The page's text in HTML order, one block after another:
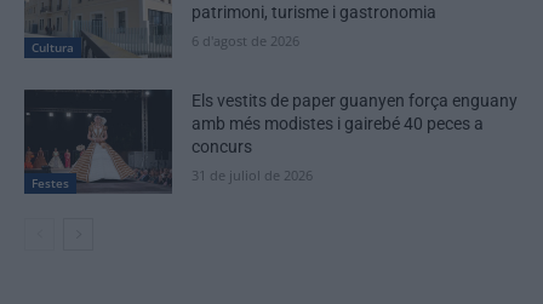
Cultura
patrimoni, turisme i gastronomia
6 d'agost de 2026
Festes
Els vestits de paper guanyen força enguany
amb més modistes i gairebé 40 peces a
concurs
31 de juliol de 2026